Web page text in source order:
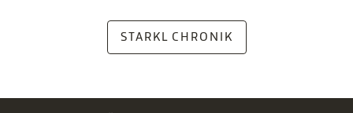
STARKL CHRONIK